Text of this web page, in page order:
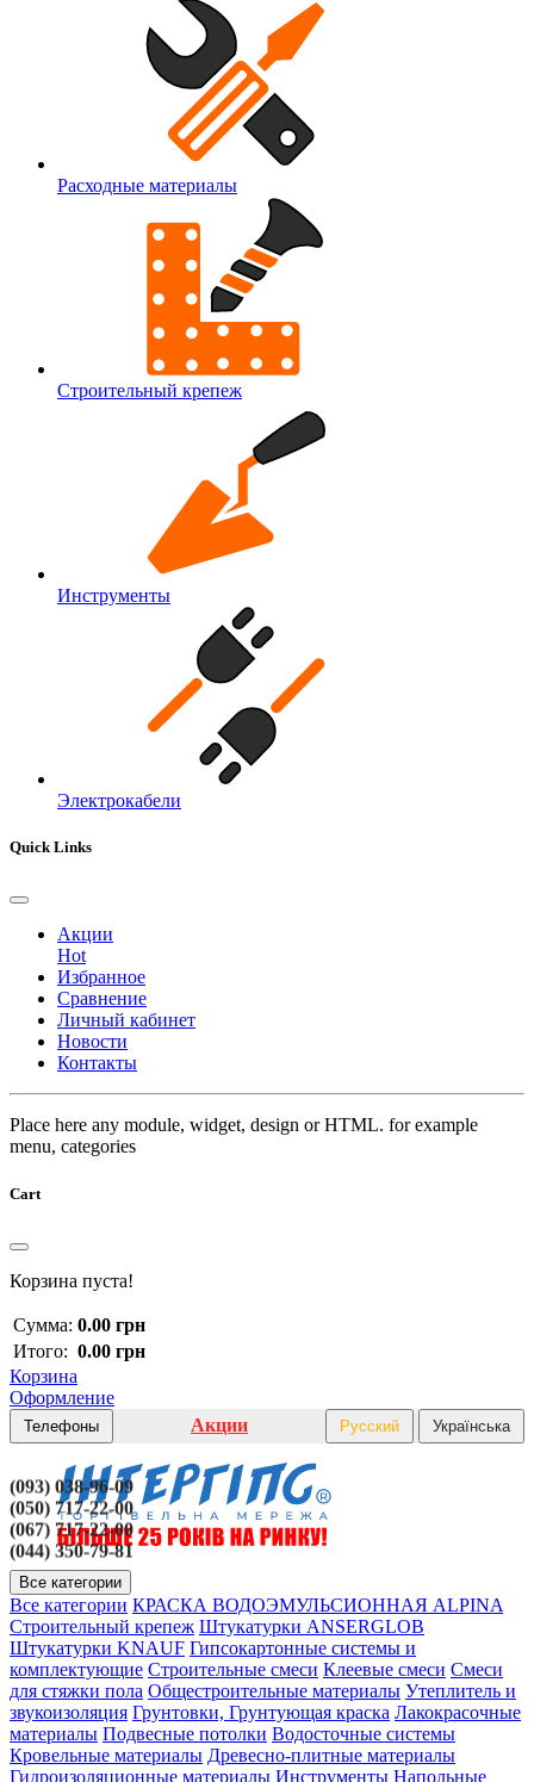
Расходные материалы
Строительный крепеж
Инструменты
Электрокабели
Quick Links
Акции
Hot
Избранное
Сравнение
Личный кабинет
Новости
Контакты
Place here any module, widget, design or HTML. for example
menu, categories
Cart
Корзина пуста!
Сумма: 0.00 грн
Итого: 0.00 грн
Корзина
Оформление
Телефоны
(093) 038-96-09
(050) 717-22-00
(067) 717-22-00
(044) 350-79-81
Акции Русский Українська
Все категории
Все категории КРАСКА ВОДОЭМУЛЬСИОННАЯ ALPINA
Строительный крепеж Штукатурки ANSERGLOB
Штукатурки KNAUF Гипсокартонные системы и
комплектующие Строительные смеси Клеевые смеси Смеси
для стяжки пола Общестроительные материалы Утеплитель и
звукоизоляция Грунтовки, Грунтующая краска Лакокрасочные
материалы Подвесные потолки Водосточные системы
Кровельные материалы Древесно-плитные материалы
Гидроизоляционные материалы Инструменты Напольные